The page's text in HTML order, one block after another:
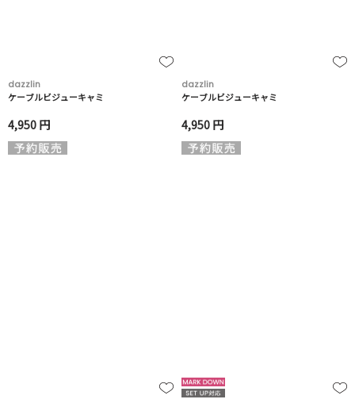
dazzlin
ケーブルビジューキャミ
4,950 円
dazzlin
ケーブルビジューキャミ
4,950 円